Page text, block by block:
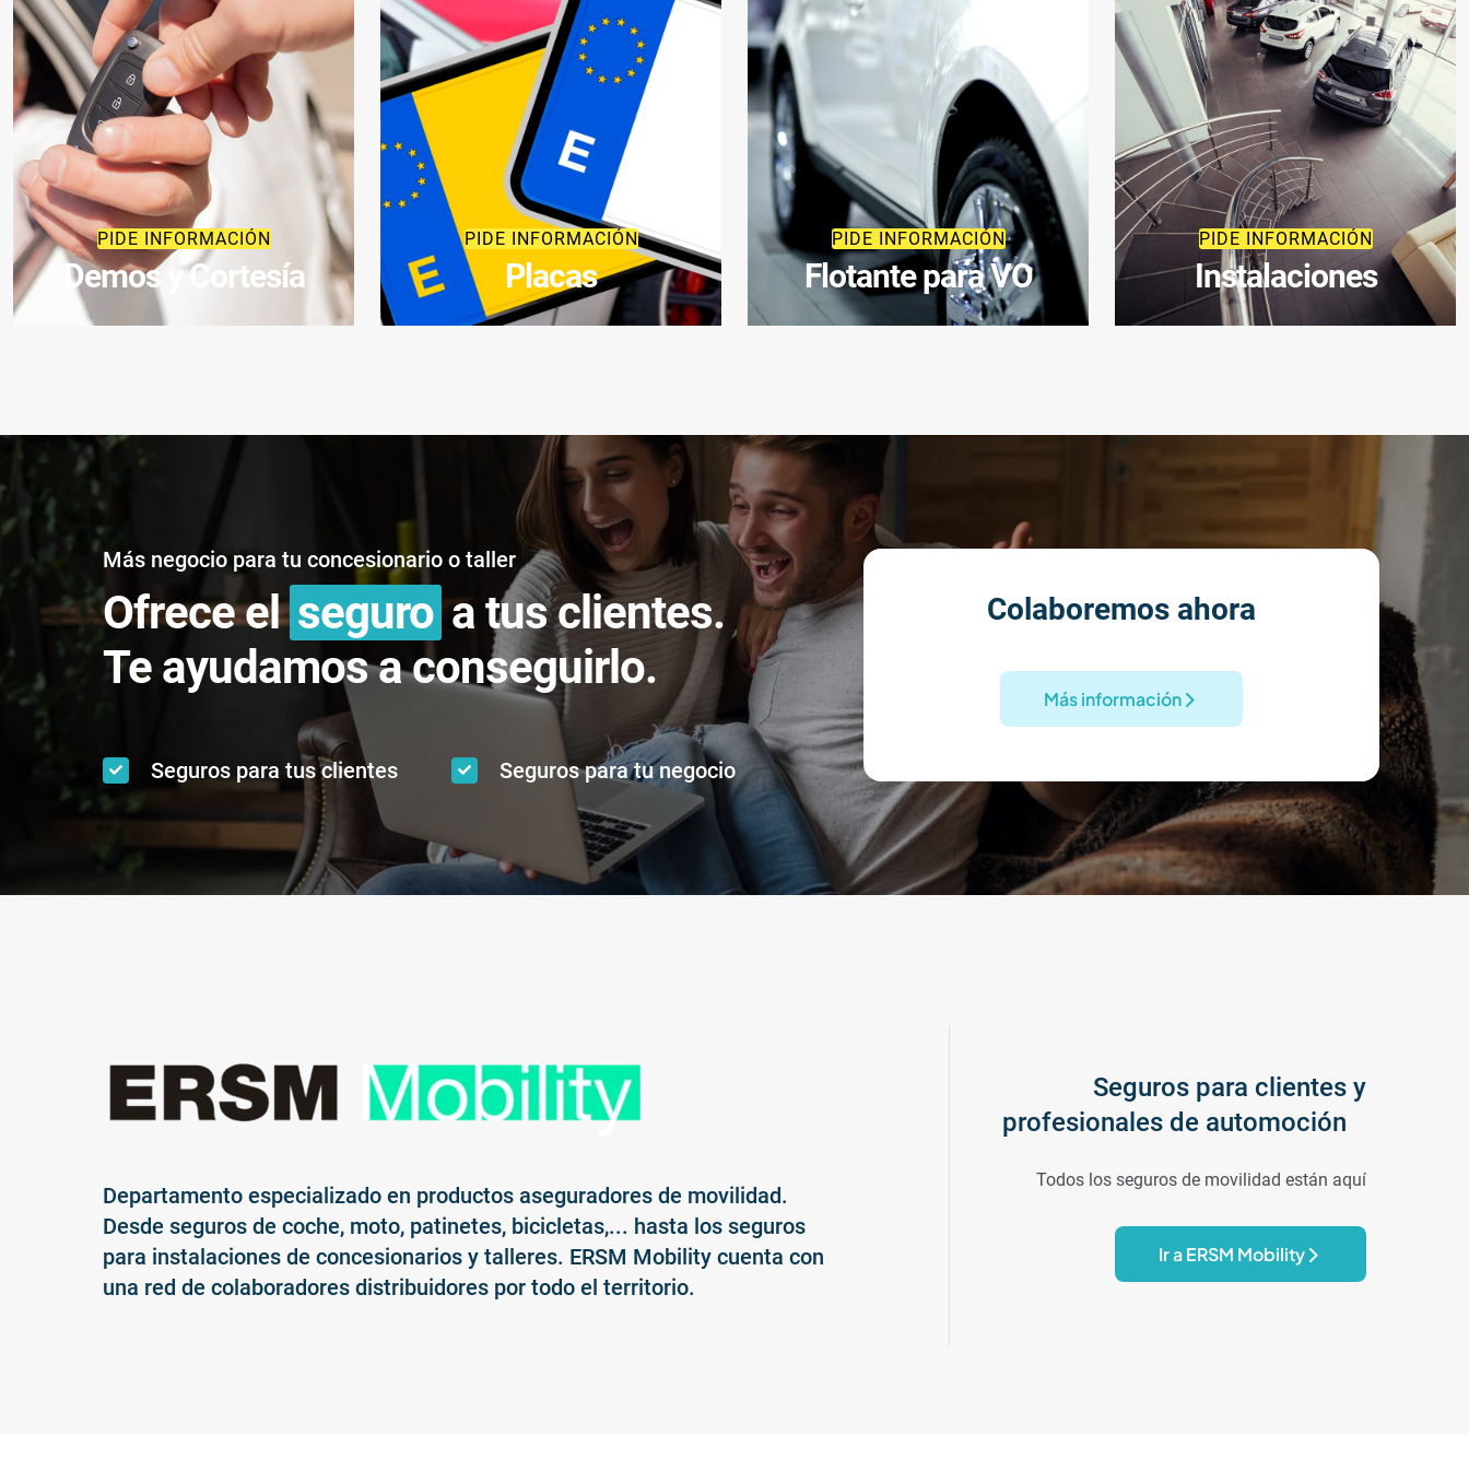
PIDE INFORMACIÓN
Demos y Cortesía
PIDE INFORMACIÓN
Placas
PIDE INFORMACIÓN
Flotante para VO
PIDE INFORMACIÓN
Instalaciones
Más negocio para tu concesionario o taller
Ofrece elseguroa tus clientes.
Te ayudamos a conseguirlo.
Seguros para tus clientes Seguros para tu negocio
Colaboremos ahora
Más información
Departamento especializado en productos aseguradores de movilidad.
Desde seguros de coche, moto, patinetes, bicicletas,... hasta los seguros
para instalaciones de concesionarios y talleres. ERSM Mobility cuenta con
una red de colaboradores distribuidores por todo el territorio.
Seguros para clientes y
profesionales de automoción
Todos los seguros de movilidad están aquí
Ir a ERSM Mobility